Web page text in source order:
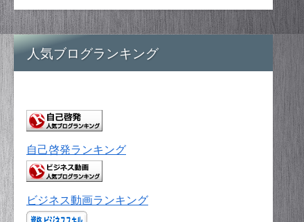
人気ブログランキング
自己啓発ランキング
ビジネス動画ランキング